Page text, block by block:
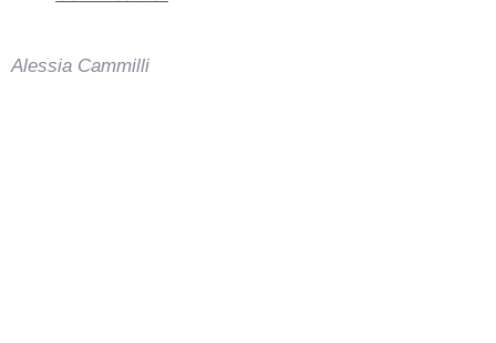
Alessia Cammilli